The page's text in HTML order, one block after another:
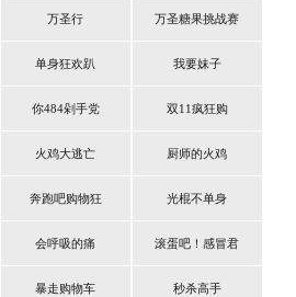
万圣行 万圣糖果挑战赛
单身狂欢趴 我要妹子
你484剁手党 双11疯狂购
火鸡大逃亡 厨师的火鸡
奔跑吧购物狂 光棍不单身
会呼吸的痛 滚蛋吧！感冒君
暴走购物车 秒杀高手